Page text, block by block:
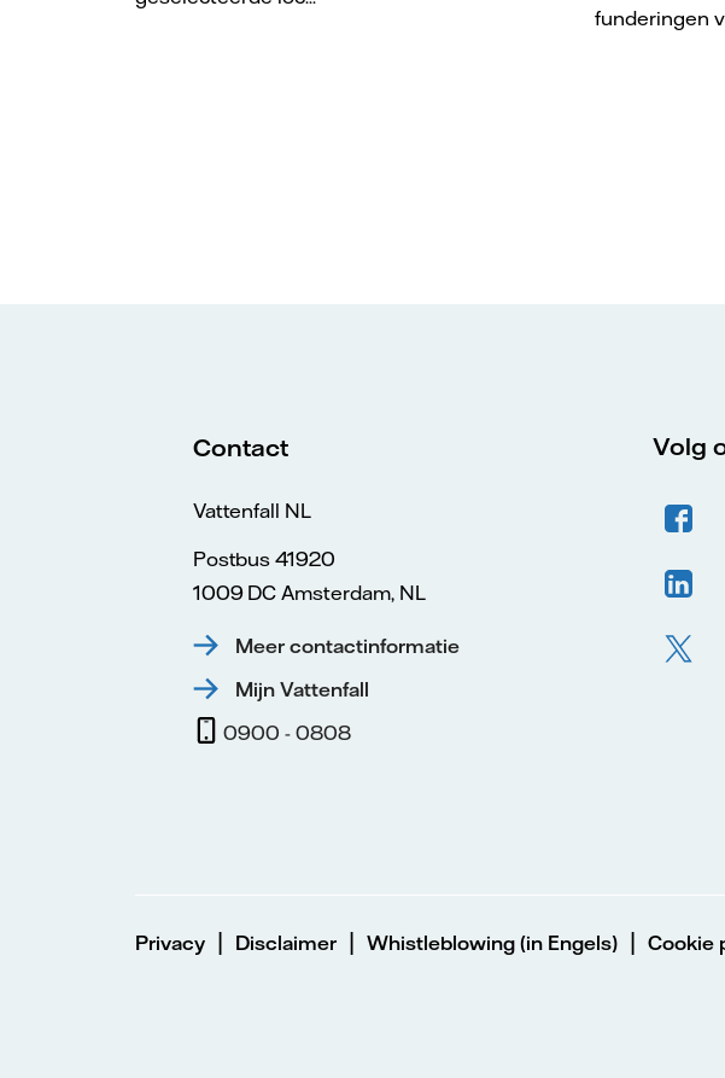
funderingen
Contact
Vattenfall NL
Postbus 41920
1009 DC Amsterdam, NL
Meer contactinformatie
Mijn Vattenfall
0900 - 0808
Volg
Privacy | Disclaimer | Whistleblowing (in Engels) | Cookie